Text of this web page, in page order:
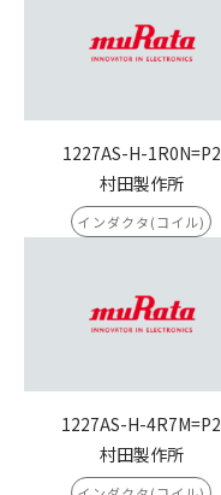
1227AS-H-1R0N=P2
村田製作所
インダクタ(コイル)
1227AS-H-4R7M=P2
村田製作所